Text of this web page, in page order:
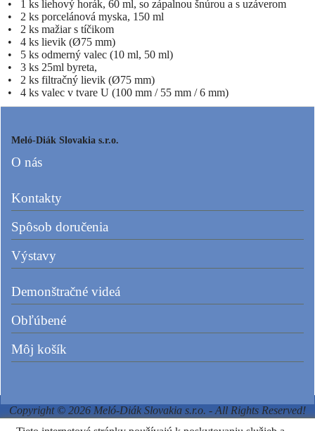
• 1 ks liehový horák, 60 ml, so zápalnou šnúrou a s uzáverom
• 2 ks porcelánová myska, 150 ml
• 2 ks mažiar s tíčikom
• 4 ks lievik (Ø75 mm)
• 5 ks odmerný valec (10 ml, 50 ml)
• 3 ks 25ml byreta,
• 2 ks filtračný lievik (Ø75 mm)
• 4 ks valec v tvare U (100 mm / 55 mm / 6 mm)
Meló-Diák Slovakia s.r.o.
O nás
Kontakty
Spôsob doručenia
Výstavy
Demonštračné videá
Obľúbené
Môj košík
Copyright © 2026 Meló-Diák Slovakia s.r.o. - All Rights Reserved!